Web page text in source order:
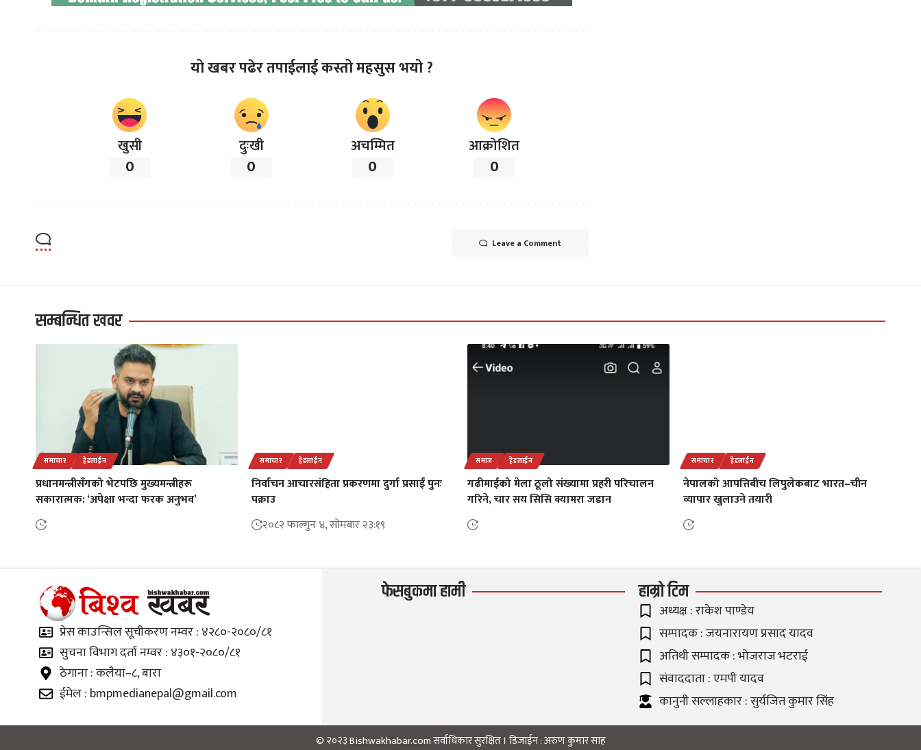
यो खबर पढेर तपाईलाई कस्तो महसुस भयो ?
खुसी
0
दुःखी
0
अचम्मित
0
आक्रोशित
0
Leave a Comment
सम्बन्धित खवर
समाचार हेडलाईन
प्रधानमन्त्रीसँगको भेटपछि मुख्यमन्त्रीहरू
सकारात्मक: ‘अपेक्षा भन्दा फरक अनुभव’
समाचार हेडलाईन
निर्वाचन आचारसंहिता प्रकरणमा दुर्गा प्रसाईं पुनः
पक्राउ
२०८२ फाल्गुन ४, सोमबार २३:१९
समाज हेडलाईन
गढीमाईको मेला ठूलो संख्यामा प्रहरी परिचालन
गरिने, चार सय सिसि क्यामरा जडान
समाचार हेडलाईन
नेपालको आपत्तिबीच लिपुलेकबाट भारत–चीन
व्यापार खुलाउने तयारी
प्रेस काउन्सिल सूचीकरण नम्वर : ४२८०-२०८०/८१
सुचना विभाग दर्ता नम्वर : ४३०१-२०८०/८१
ठेगाना : कलैया–८, बारा
ईमेल : bmpmedianepal@gmail.com
फेसबुकमा हामी हाम्रो टिम
अध्यक्ष : राकेश पाण्डेय
सम्पादक : जयनारायण प्रसाद यादव
अतिथी सम्पादक : भोजराज भटराई
संवाददाता : एमपी यादव
कानुनी सल्लाहकार : सुर्यजित कुमार सिंह
© २०२३ Bishwakhabar.com सर्वाधिकार सुरक्षित । डिजाईन :अरुण कुमार साह